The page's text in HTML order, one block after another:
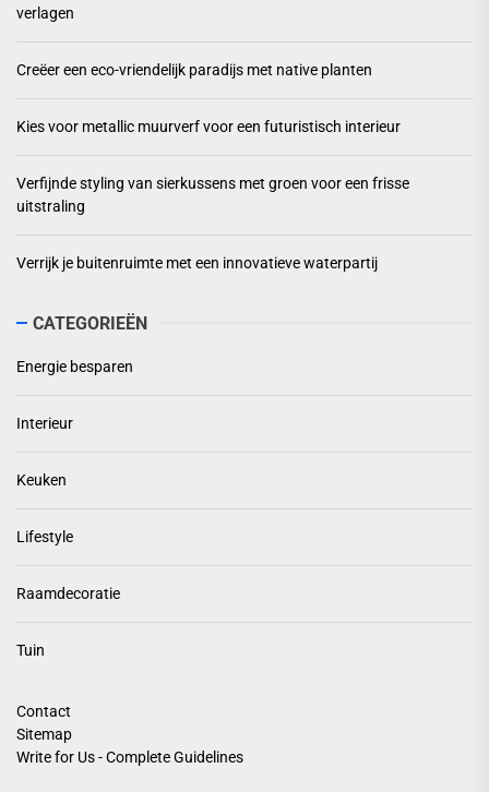
verlagen
Creëer een eco-vriendelijk paradijs met native planten
Kies voor metallic muurverf voor een futuristisch interieur
Verfijnde styling van sierkussens met groen voor een frisse
uitstraling
Verrijk je buitenruimte met een innovatieve waterpartij
CATEGORIEËN
Energie besparen
Interieur
Keuken
Lifestyle
Raamdecoratie
Tuin
Contact
Sitemap
Write for Us - Complete Guidelines